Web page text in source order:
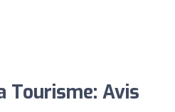
Tourisme: Avis